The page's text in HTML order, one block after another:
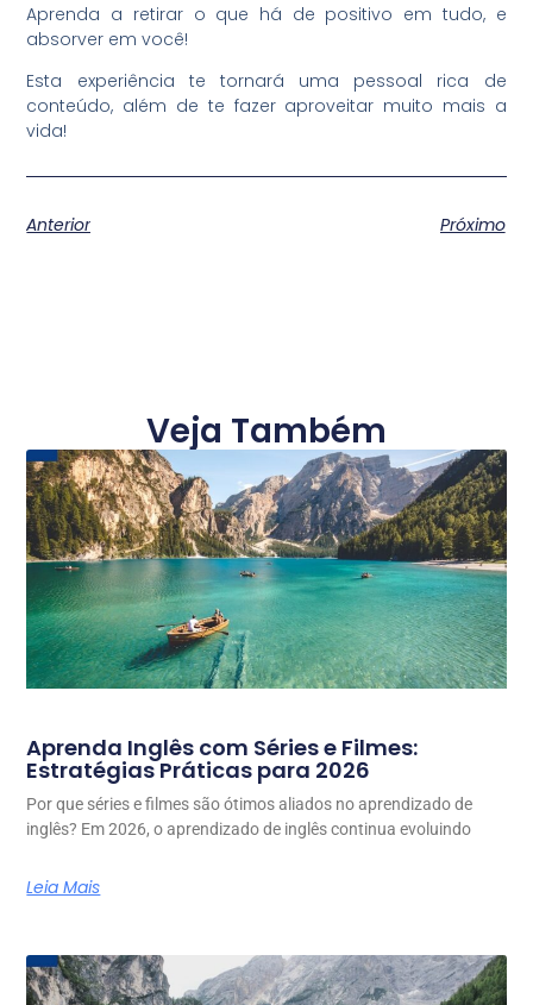
Aprenda a retirar o que há de positivo em tudo, e
absorver em você!
Esta experiência te tornará uma pessoal rica de
conteúdo, além de te fazer aproveitar muito mais a
vida!
Anterior Próximo
Veja Também
Aprenda Inglês com Séries e Filmes:
Estratégias Práticas para 2026
Por que séries e filmes são ótimos aliados no aprendizado de
inglês? Em 2026, o aprendizado de inglês continua evoluindo
Leia Mais